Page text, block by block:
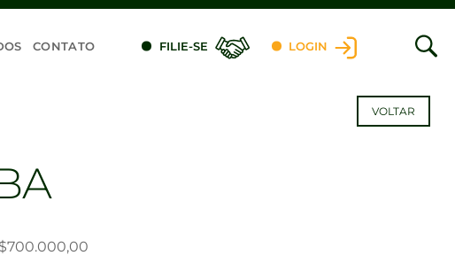
CONTATO FILIE-SE LOGIN
VOLTAR